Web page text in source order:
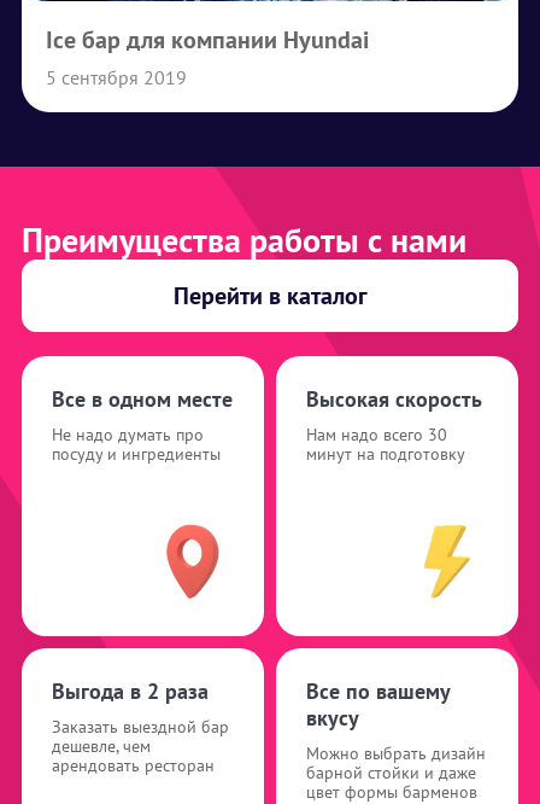
Ice бар для компании Hyundai
5 сентября 2019
Преимущества работы с нами
Перейти в каталог
Все в одном месте
Не надо думать про
посуду и ингредиенты
Высокая скорость
Нам надо всего 30
минут на подготовку
Выгода в 2 раза
Заказать выездной бар
дешевле, чем
арендовать ресторан
Все по вашему
вкусу
Можно выбрать дизайн
барной стойки и даже
цвет формы барменов